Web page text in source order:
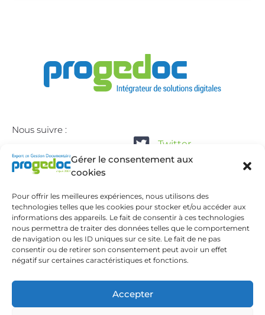
Gérer le consentement aux
cookies
Pour offrir les meilleures expériences, nous utilisons des
technologies telles que les cookies pour stocker et/ou accéder aux
informations des appareils. Le fait de consentir à ces technologies
nous permettra de traiter des données telles que le comportement
de navigation ou les ID uniques sur ce site. Le fait de ne pas
consentir ou de retirer son consentement peut avoir un effet
négatif sur certaines caractéristiques et fonctions.
Accepter
Nous suivre :
Twitter
Linkedin
78180 Montigny-le-Bretonneux
Tél.: +33 (0)1 86 90 08 98
contact-web@progedoc.fr
2026 ©PROGEDOC